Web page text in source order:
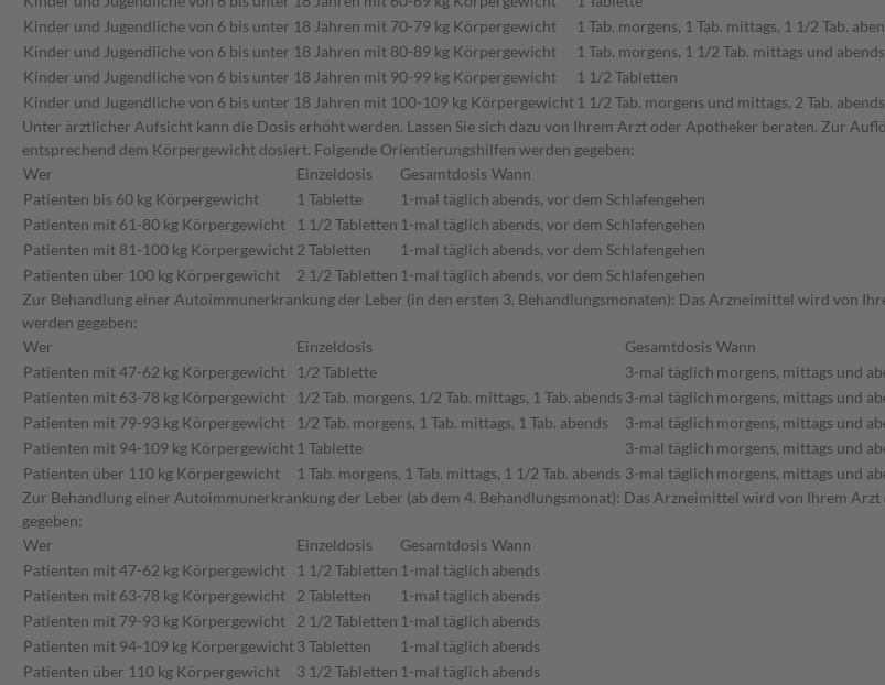
Kinder und Jugendliche von 6 bis unter 18 Jahren mit 70-79 kg Körpergewicht
1 Tab. morgens, 1 Tab. mittags, 1 1/2 Tab.
Kinder und Jugendliche von 6 bis unter 18 Jahren mit 80-89 kg Körpergewicht
1 Tab. morgens, 1 1/2 Tab. mittags und abends
Kinder und Jugendliche von 6 bis unter 18 Jahren mit 90-99 kg Körpergewicht
1 1/2 Tabletten
Kinder und Jugendliche von 6 bis unter 18 Jahren mit 100-109 kg Körpergewicht 1 1/2 Tab. morgens und mittags, 2 Tab. abends
Unter ärztlicher Aufsicht kann die Dosis erhöht werden. Lassen Sie sich dazu von Ihrem Arzt oder Apotheker beraten. Zur
entsprechend dem Körpergewicht dosiert. Folgende Orientierungshilfen werden gegeben:
Wer
Einzeldosis Gesamtdosis Wann
Patienten bis 60 kg Körpergewicht
1 Tablette 1-mal täglich abends, vor dem Schlafengehen
Patienten mit 61-80 kg Körpergewicht
1 1/2 Tabletten 1-mal täglich abends, vor dem Schlafengehen
Patienten mit 81-100 kg Körpergewicht2 Tabletten 1-mal täglich abends, vor dem Schlafengehen
Patienten über 100 kg Körpergewicht
2 1/2 Tabletten 1-mal täglich abends, vor dem Schlafengehen
Zur Behandlung einer Autoimmunerkrankung der Leber (in den ersten 3. Behandlungsmonaten): Das Arzneimittel wird von
werden gegeben:
Wer
Einzeldosis Gesamtdosis Wann
Patienten mit 47-62 kg Körpergewicht
1/2 Tablette 3-mal täglich morgens, mittags und
Patienten mit 63-78 kg Körpergewicht
1/2 Tab. morgens, 1/2 Tab. mittags, 1 Tab. abends 3-mal täglich morgens, mittags und
Patienten mit 79-93 kg Körpergewicht
1/2 Tab. morgens, 1 Tab. mittags, 1 Tab. abends 3-mal täglich morgens, mittags und
Patienten mit 94-109 kg Körpergewicht 1 Tablette 3-mal täglich morgens, mittags und
Patienten über 110 kg Körpergewicht
1 Tab. morgens, 1 Tab. mittags, 1 1/2 Tab. abends 3-mal täglich morgens, mittags und
Zur Behandlung einer Autoimmunerkrankung der Leber (ab dem 4. Behandlungsmonat): Das Arzneimittel wird von Ihrem
gegeben:
Wer
Einzeldosis Gesamtdosis Wann
Patienten mit 47-62 kg Körpergewicht
1 1/2 Tabletten 1-mal täglich abends
Patienten mit 63-78 kg Körpergewicht
2 Tabletten 1-mal täglich abends
Patienten mit 79-93 kg Körpergewicht
2 1/2 Tabletten 1-mal täglich abends
Patienten mit 94-109 kg Körpergewicht3 Tabletten 1-mal täglich abends
Patienten über 110 kg Körpergewicht
3 1/2 Tabletten 1-mal täglich abends